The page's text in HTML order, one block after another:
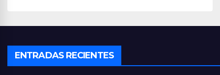
ENTRADAS RECIENTES